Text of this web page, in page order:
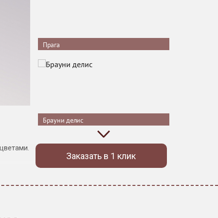
Прага
Брауни делис
Заказать в 1 клик